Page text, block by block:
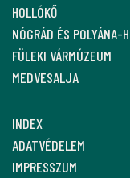
HOLLÓKŐ
NÓGRÁD ÉS POLYÁNA-
FÜLEKI VÁRMÚZEUM
MEDVESALJA
INDEX
ADATVÉDELEM
IMPRESSZUM